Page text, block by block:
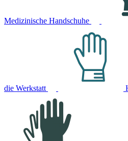
Medizinische Handschuhe
die Werkstatt